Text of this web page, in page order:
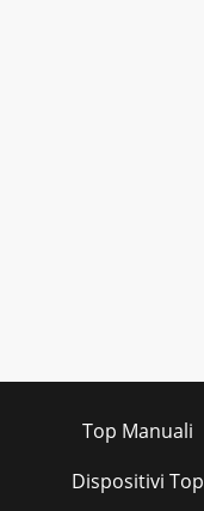
Top Manuali
Dispositivi Top